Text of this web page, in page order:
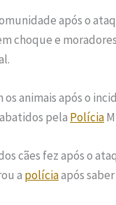
após o
choque e
animais após o
pela Polícia
cães fez após o
a políciaapós